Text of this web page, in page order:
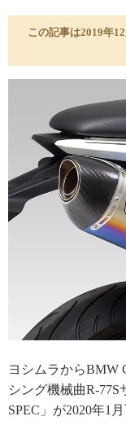
この記事は2019年
ヨシムラからBMW
シング機械曲R-
SPEC」が2020年1